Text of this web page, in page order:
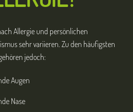
Allergie und persönlichen
sehr variieren. Zu den häufigsten
jedoch:
Augen
Nase